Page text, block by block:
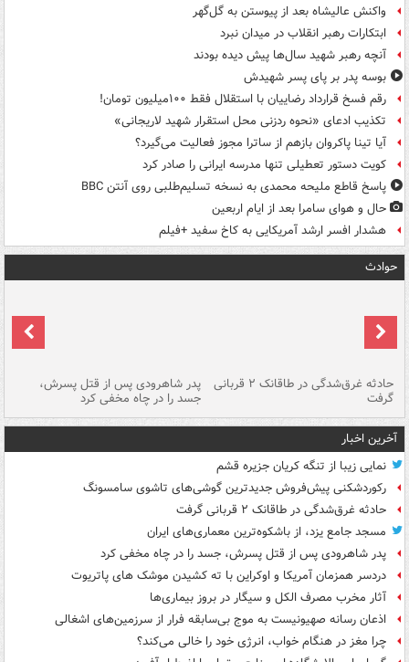
واکنش عالیشاه بعد از پیوستن به گل‌گهر
ابتکارات رهبر انقلاب در میدان نبرد
آنچه رهبر شهید سال‌ها پیش دیده بودند
بوسه‌ پدر بر پای پسر شهیدش
رقم فسخ قرارداد رضاییان با استقلال فقط ۱۰۰میلیون تومان!
تکذیب ادعای «نحوه ردزنی محل استقرار شهید لاریجانی»
آیا تینا پاکروان بازهم از ساترا مجوز فعالیت می‌گیرد؟
کویت دستور تعطیلی تنها مدرسه ایرانی را صادر کرد
پاسخ قاطع ملیحه محمدی به نسخه تسلیم‌طلبی روی آنتن BBC
حال و هوای سامرا بعد از ایام اربعین
هشدار افسر ارشد آمریکایی به کاخ سفید +فیلم
حوادث
حادثه غرق‌شدگی در طاقانک ۲ قربانی
گرفت
پدر شاهرودی پس از قتل پسرش،
جسد را در چاه مخفی کرد
آخرین اخبار
نمایی زیبا از تنگه کریان جزیره قشم
رکوردشکنی پیش‌فروش جدیدترین گوشی‌های تاشوی سامسونگ
حادثه غرق‌شدگی در طاقانک ۲ قربانی گرفت
مسجد جامع یزد، از باشکوه‌ترین معماری‌های ایران
پدر شاهرودی پس از قتل پسرش، جسد را در چاه مخفی کرد
دردسر همزمان آمریکا و اوکراین با ته کشیدن موشک های پاتریوت
آثار مخرب مصرف الکل و سیگار در بروز بیماری‌ها
اذعان رسانه صهیونیست به موج بی‌سابقه فرار از سرزمین‌های اشغالی
چرا مغز در هنگام خواب، انرژی خود را خالی می‌کند؟